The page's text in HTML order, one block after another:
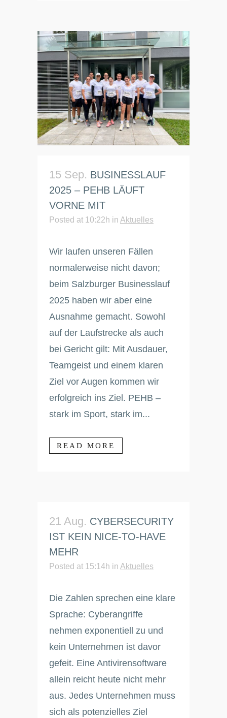
15 Sep. BUSINESSLAUF
2025 – PEHB LÄUFT
VORNE MIT
Posted at 10:22h in Aktuelles
Wir laufen unseren Fällen
normalerweise nicht davon;
beim Salzburger Businesslauf
2025 haben wir aber eine
Ausnahme gemacht. Sowohl
auf der Laufstrecke als auch
bei Gericht gilt: Mit Ausdauer,
Teamgeist und einem klaren
Ziel vor Augen kommen wir
erfolgreich ins Ziel. PEHB –
stark im Sport, stark im...
READ MORE
21 Aug. CYBERSECURITY
IST KEIN NICE-TO-HAVE
MEHR
Posted at 15:14h in Aktuelles
Die Zahlen sprechen eine klare
Sprache: Cyberangriffe
nehmen exponentiell zu und
kein Unternehmen ist davor
gefeit. Eine Antivirensoftware
allein reicht heute nicht mehr
aus. Jedes Unternehmen muss
sich als potenzielles Ziel